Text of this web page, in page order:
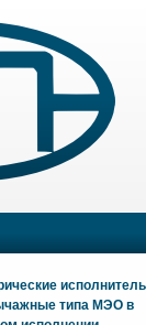
типа МЭО в